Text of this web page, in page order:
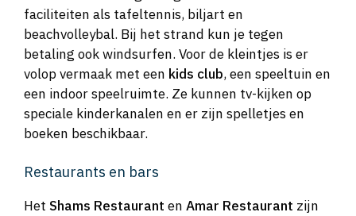
faciliteiten als tafeltennis, biljart en
beachvolleybal. Bij het strand kun je tegen
betaling ook windsurfen. Voor de kleintjes is er
volop vermaak met een kids club, een speeltuin en
een indoor speelruimte. Ze kunnen tv-kijken op
speciale kinderkanalen en er zijn spelletjes en
boeken beschikbaar.
Restaurants en bars
Het Shams Restaurant en Amar Restaurant zijn